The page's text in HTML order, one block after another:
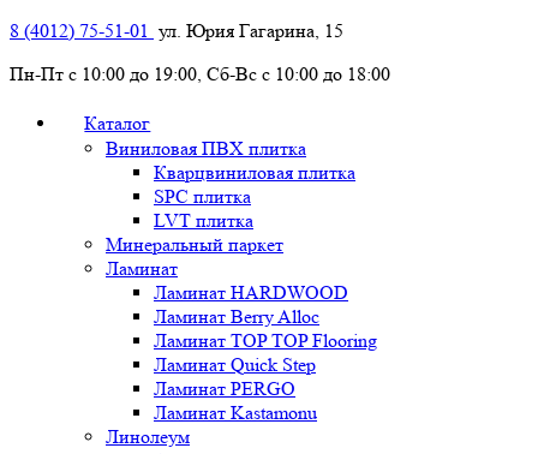
8 (4012) 75-51-01 ул. Юрия Гагарина, 15
Пн-Пт с 10:00 до 19:00, Сб-Вс с 10:00 до 18:00
Каталог
Виниловая ПВХ плитка
Кварцвиниловая плитка
SPC плитка
LVT плитка
Минеральный паркет
Ламинат
Ламинат HARDWOOD
Ламинат Berry Alloc
Ламинат TOP TOP Flooring
Ламинат Quick Step
Ламинат PERGO
Ламинат Kastamonu
Линолеум